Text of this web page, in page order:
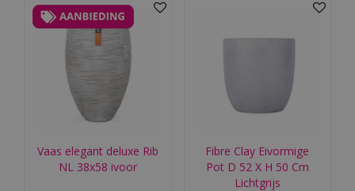
Vaas elegant deluxe Rib
NL 38x58 ivoor
Fibre Clay Eivormige
Pot D 52 X H 50 Cm
Lichtgrijs